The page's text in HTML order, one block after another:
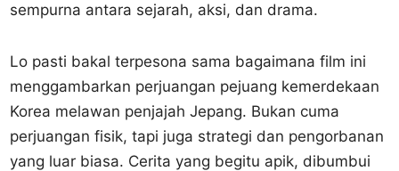
sempurna antara sejarah, aksi, dan drama.
Lo pasti bakal terpesona sama bagaimana film ini
menggambarkan perjuangan pejuang kemerdekaan
Korea melawan penjajah Jepang. Bukan cuma
perjuangan fisik, tapi juga strategi dan pengorbanan
yang luar biasa. Cerita yang begitu apik, dibumbui